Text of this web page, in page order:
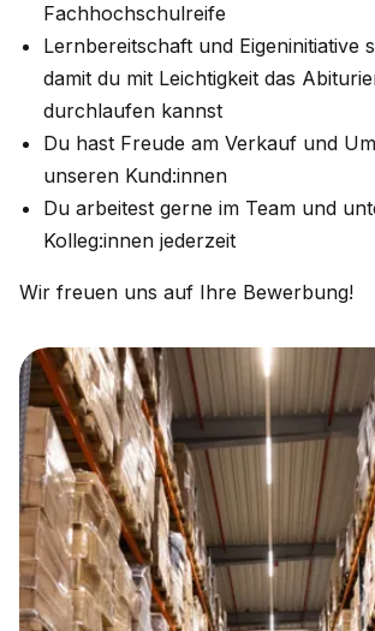
Fachhochschulreife
Lernbereitschaft und Eigeninitiative
damit du mit Leichtigkeit das
durchlaufen kannst
Du hast Freude am Verkauf und
unseren Kund:innen
Du arbeitest gerne im Team und
Kolleg:innen jederzeit
Wir freuen uns auf Ihre Bewerbung!